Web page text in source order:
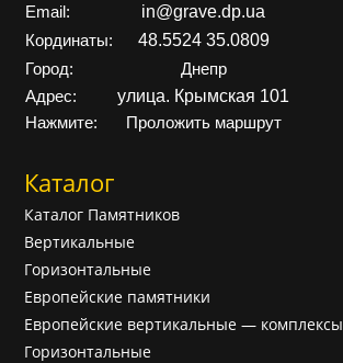
Email: in@grave.dp.ua
Кординаты: 48.5524 35.0809
Город:
Днепр
Адрес:
улица. Крымская 101
Нажмите: Проложить маршрут
Каталог
Каталог Памятников
Вертикальные
Горизонтальные
Европейские памятники
Европейские вертикальные — комплексы
Горизонтальные